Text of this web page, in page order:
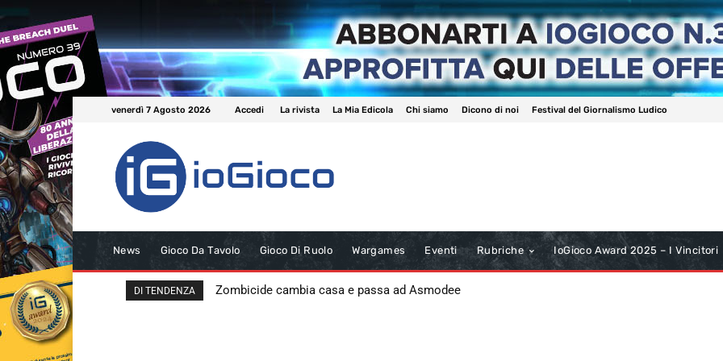
venerdì 7 Agosto 2026 Accedi La rivista La Mia Edicola Chi siamo Dicono di noi Festival del Giornalismo Ludico
News Gioco Da Tavolo Gioco Di Ruolo Wargames Eventi Rubriche IoGioco Award 2025 – I Vincitori
DI TENDENZA Zombicide cambia casa e passa ad Asmodee